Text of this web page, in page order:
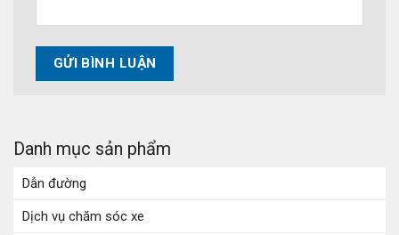
Danh mục sản phẩm
Dẫn đường
Dịch vụ chăm sóc xe